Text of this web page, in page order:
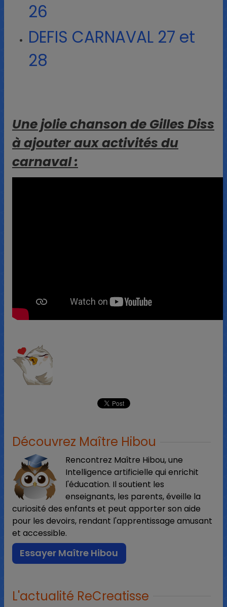
26
DEFIS CARNAVAL 27 et
28
Une jolie chanson de Gilles Diss
à ajouter aux activités du
carnaval :
Découvrez Maître Hibou
Rencontrez Maître Hibou, une
Intelligence artificielle qui enrichit
l'éducation. Il soutient les
enseignants, les parents, éveille la
curiosité des enfants et peut apporter son aide
pour les devoirs, rendant l'apprentissage amusant
et accessible.
Essayer Maître Hibou
L'actualité ReCreatisse